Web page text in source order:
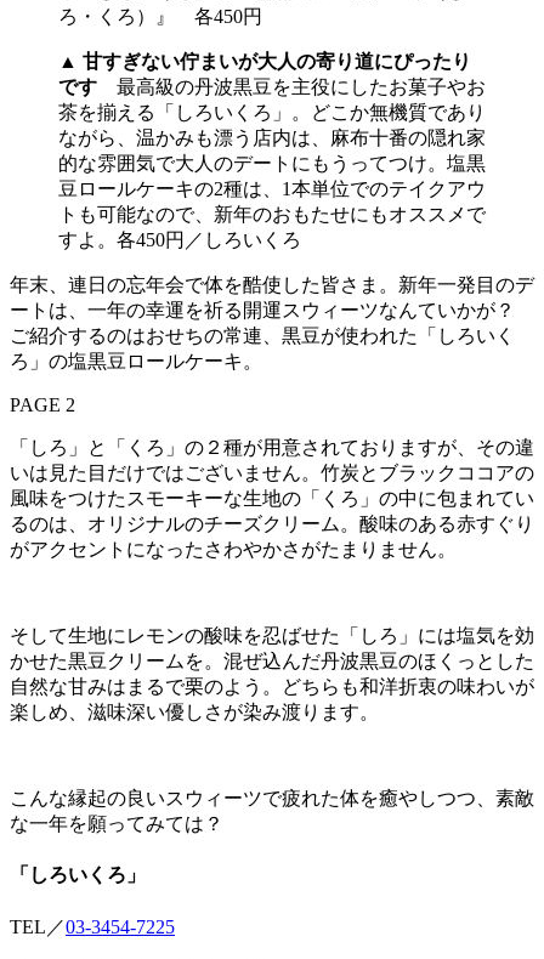
▲ 甘すぎない佇まいが大人の寄り道にぴったり
です 最高級の丹波黒豆を主役にしたお菓子やお
茶を揃える「しろいくろ」。どこか無機質であり
ながら、温かみも漂う店内は、麻布十番の隠れ家
的な雰囲気で大人のデートにもうってつけ。塩黒
豆ロールケーキの2種は、1本単位でのテイクアウ
トも可能なので、新年のおもたせにもオススメで
すよ。各450円／しろいくろ
年末、連日の忘年会で体を酷使した皆さま。新年一発目のデ
ートは、一年の幸運を祈る開運スウィーツなんていかが？
ご紹介するのはおせちの常連、黒豆が使われた「しろいく
ろ」の塩黒豆ロールケーキ。
PAGE 2
「しろ」と「くろ」の２種が用意されておりますが、その違
いは見た目だけではございません。竹炭とブラックココアの
風味をつけたスモーキーな生地の「くろ」の中に包まれてい
るのは、オリジナルのチーズクリーム。酸味のある赤すぐり
がアクセントになったさわやかさがたまりません。
そして生地にレモンの酸味を忍ばせた「しろ」には塩気を効
かせた黒豆クリームを。混ぜ込んだ丹波黒豆のほくっとした
自然な甘みはまるで栗のよう。どちらも和洋折衷の味わいが
楽しめ、滋味深い優しさが染み渡ります。
こんな縁起の良いスウィーツで疲れた体を癒やしつつ、素敵
な一年を願ってみては？
「しろいくろ」
TEL／03-3454-7225